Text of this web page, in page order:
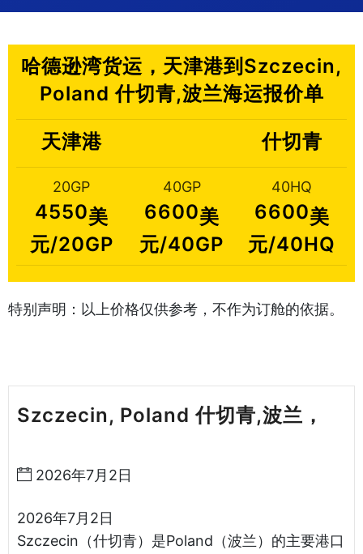
哈德逊湾货运，天津港到Szczecin,
Poland 什切青,波兰海运报价单
天津港 什切青
20GP
4550美
元/20GP
40GP
6600美
元/40GP
40HQ
6600美
元/40HQ
特别声明：以上价格仅供参考，不作为订舱的依据。
Szczecin, Poland 什切青,波兰，
2026年7月2日
2026年7月2日
Szczecin（什切青）是Poland（波兰）的主要港口